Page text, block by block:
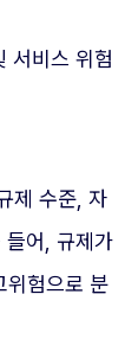
서비스 위험
제 수준, 자
들어, 규제가
위험으로 분